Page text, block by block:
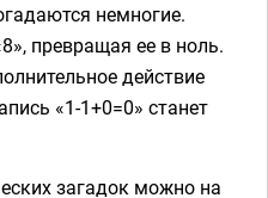
немногие.
превращая ее в ноль.
действие
«1-1+0=0» станет
загадок можно на